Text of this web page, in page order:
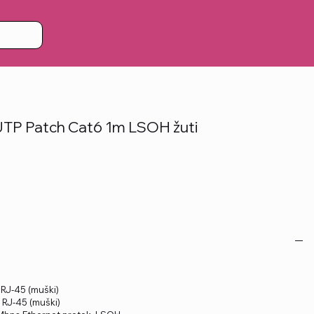
Patch Cat6 1m LSOH žuti
45 (muški)
45 (muški)